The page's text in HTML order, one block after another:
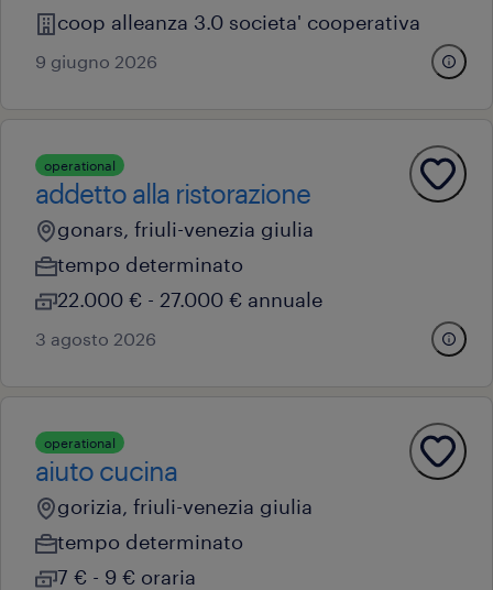
coop alleanza 3.0 societa' cooperativa
9 giugno 2026
operational
addetto alla ristorazione
gonars, friuli-venezia giulia
tempo determinato
22.000 € - 27.000 € annuale
3 agosto 2026
operational
aiuto cucina
gorizia, friuli-venezia giulia
tempo determinato
7 € - 9 € oraria